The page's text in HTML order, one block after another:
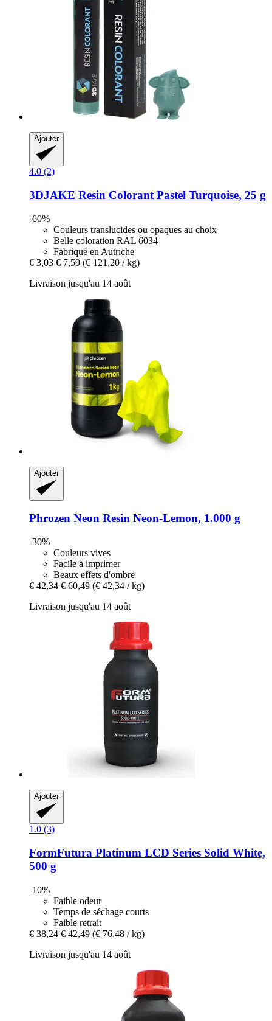
Ajouter
4.0 (2)
3DJAKE Resin Colorant Pastel Turquoise, 25 g
-60%
Couleurs translucides ou opaques au choix
Belle coloration RAL 6034
Fabriqué en Autriche
€ 3,03 € 7,59 (€ 121,20 / kg)
Livraison jusqu'au 14 août
Ajouter
Phrozen Neon Resin Neon-​Lemon, 1.000 g
-30%
Couleurs vives
Facile à imprimer
Beaux effets d'ombre
€ 42,34 € 60,49 (€ 42,34 / kg)
Livraison jusqu'au 14 août
Ajouter
1.0 (3)
FormFutura Platinum LCD Series Solid White,
500 g
-10%
Faible odeur
Temps de séchage courts
Faible retrait
€ 38,24 € 42,49 (€ 76,48 / kg)
Livraison jusqu'au 14 août